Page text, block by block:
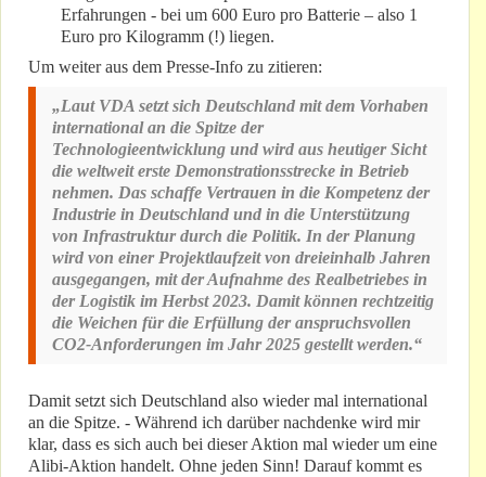
Erfahrungen - bei um 600 Euro pro Batterie – also 1
Euro pro Kilogramm (!) liegen.
Um weiter aus dem Presse-Info zu zitieren:
„Laut VDA setzt sich Deutschland mit dem Vorhaben
international an die Spitze der
Technologieentwicklung und wird aus heutiger Sicht
die weltweit erste Demonstrationsstrecke in Betrieb
nehmen. Das schaffe Vertrauen in die Kompetenz der
Industrie in Deutschland und in die Unterstützung
von Infrastruktur durch die Politik. In der Planung
wird von einer Projektlaufzeit von dreieinhalb Jahren
ausgegangen, mit der Aufnahme des Realbetriebes in
der Logistik im Herbst 2023. Damit können rechtzeitig
die Weichen für die Erfüllung der anspruchsvollen
CO2-Anforderungen im Jahr 2025 gestellt werden.“
Damit setzt sich Deutschland also wieder mal international
an die Spitze. - Während ich darüber nachdenke wird mir
klar, dass es sich auch bei dieser Aktion mal wieder um eine
Alibi-Aktion handelt. Ohne jeden Sinn! Darauf kommt es